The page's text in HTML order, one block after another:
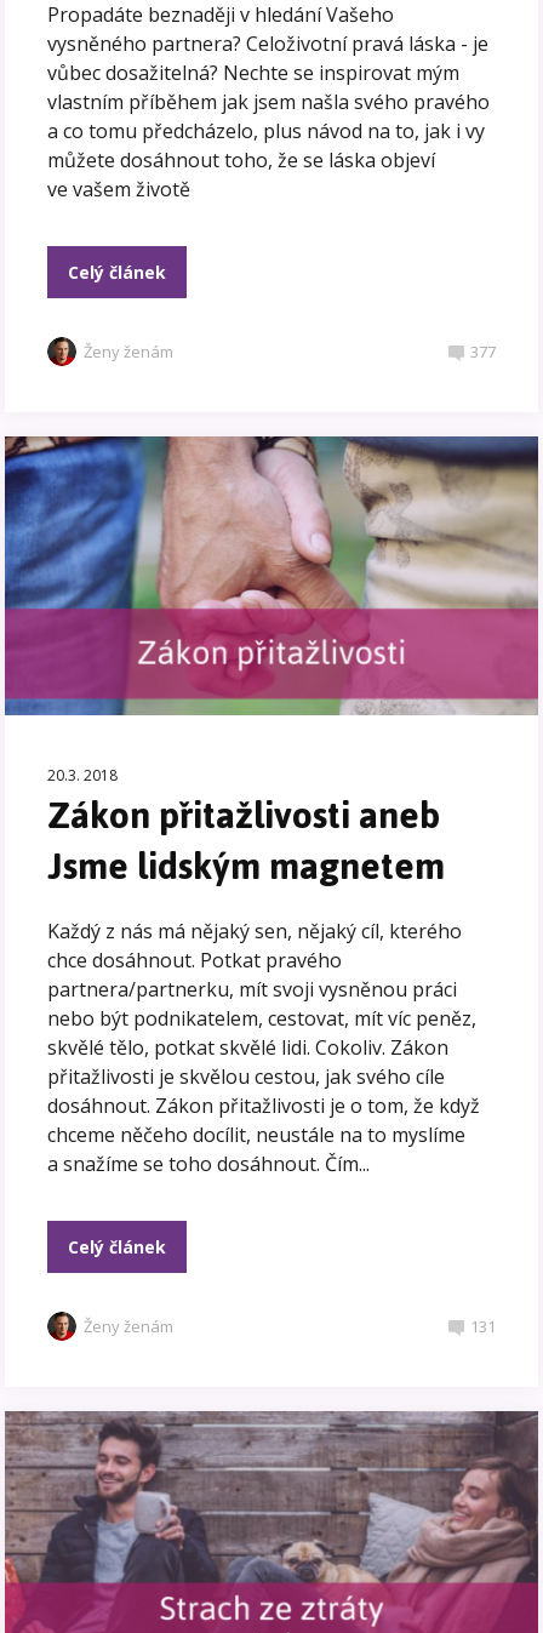
Propadáte beznaději v hledání Vašeho
vysněného partnera? Celoživotní pravá láska - je
vůbec dosažitelná? Nechte se inspirovat mým
vlastním příběhem jak jsem našla svého pravého
a co tomu předcházelo, plus návod na to, jak i vy
můžete dosáhnout toho, že se láska objeví
ve vašem životě
Celý článek
Ženy ženám 377
20.3. 2018
Zákon přitažlivosti aneb
Jsme lidským magnetem
Každý z nás má nějaký sen, nějaký cíl, kterého
chce dosáhnout. Potkat pravého
partnera/partnerku, mít svoji vysněnou práci
nebo být podnikatelem, cestovat, mít víc peněz,
skvělé tělo, potkat skvělé lidi. Cokoliv. Zákon
přitažlivosti je skvělou cestou, jak svého cíle
dosáhnout. Zákon přitažlivosti je o tom, že když
chceme něčeho docílit, neustále na to myslíme
a snažíme se toho dosáhnout. Čím...
Celý článek
Ženy ženám 131